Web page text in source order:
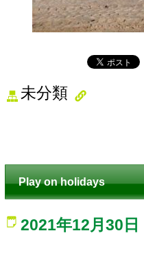
未分類
Play on holidays
2021年12月30日